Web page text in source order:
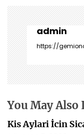
ı
g
e
z
i
n
m
s
i
admin
https://
You May Also
Kis Aylari İcin